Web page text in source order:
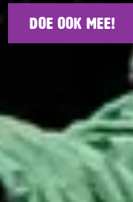
Doe ook mee!